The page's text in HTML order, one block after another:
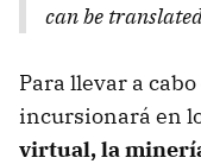
can be
Para llevar a
incursionará en
virtual, la